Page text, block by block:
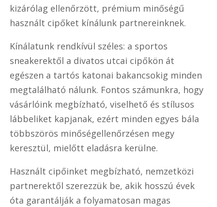
kizárólag ellenőrzött, prémium minőségű
használt cipőket kínálunk partnereinknek.
Kínálatunk rendkívül széles: a sportos
sneakerektől a divatos utcai cipőkön át
egészen a tartós katonai bakancsokig minden
megtalálható nálunk. Fontos számunkra, hogy
vásárlóink megbízható, viselhető és stílusos
lábbeliket kapjanak, ezért minden egyes bála
többszörös minőségellenőrzésen megy
keresztül, mielőtt eladásra kerülne.
Használt cipőinket megbízható, nemzetközi
partnerektől szerezzük be, akik hosszú évek
óta garantálják a folyamatosan magas